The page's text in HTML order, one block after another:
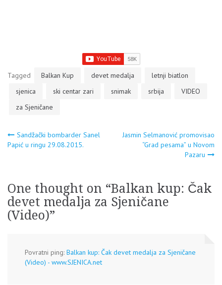
Tagged Balkan Kup devet medalja
letnji biatlon
sjenica
ski centar zari snimak srbija
VIDEO
za Sjeničane
Navigacija
Sandžački bombarder Sanel
Papić u ringu 29.08.2015.
Jasmin Selmanović promovisao
“Grad pesama” u Novom
Pazaru
One thought on “Balkan kup: Čak
devet medalja za Sjeničane
(Video)”
Povratni ping: Balkan kup: Čak devet medalja za Sjeničane
(Video) - www.SJENICA.net